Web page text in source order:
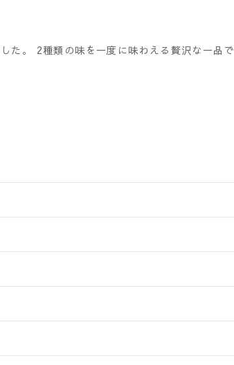
た。 2種類の味を一度に味わえる贅沢な一品で